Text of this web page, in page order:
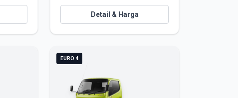
Detail & Harga
EURO 4